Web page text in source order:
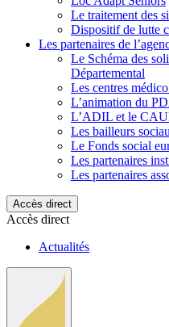
Le traitement des
Dispositif de lutte
Les partenaires de
Le Schéma des
Départemental
Les centres
L’animation du
L’ADIL et le
Les bailleurs
Le Fonds social
Les partenaires
Les partenaires
Accès direct
Accès direct
Actualités